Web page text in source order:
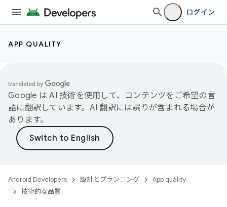
ログイン
APP QUALITY
Google は AI 技術を使用して、コンテンツをご希望の言
語に翻訳しています。AI 翻訳には誤りが含まれる場合が
あります。
Android Developers 設計とプランニング
App quality
技術的な品質